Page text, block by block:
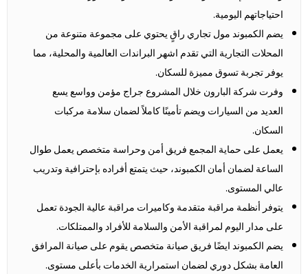
احتياجاتهم اليومية.
يضم الكمبوند مول تجاري راقٍ يحتوي على مجموعة متنوعة من
المحلات التجارية التي تقدم اشهر البراندات العالمية والمحلية، مما
يوفر تجربة تسوق مميزة للسكان.
وفرت شركة البارون خلال المشروع جراج مؤمن وواسع يسع
العديد من السيارات ويضم تأمينًا كاملاً لضمان سلامة مركبات
السكان.
يعمل على حماية المجمع فريق أمن وحراسة متخصص يعمل طوال
الساعة لضمان أمان الكمبوند، حيث يتمتع أفراده بإحترافية وتدريب
عالي المستوى.
يتوفر أنظمة مراقبة متقدمة وكاميرات مراقبة عالية الجودة تعمل
على مدار اليوم لمراقبة الأمن والسلامة للأفراد والممتلكات.
يضم الكمبوند ايضًا فريق صيانة متخصص يقوم على صيانة المرافق
العامة بشكل دوري لضمان استمرارية الخدمات بأعلى مستوى.